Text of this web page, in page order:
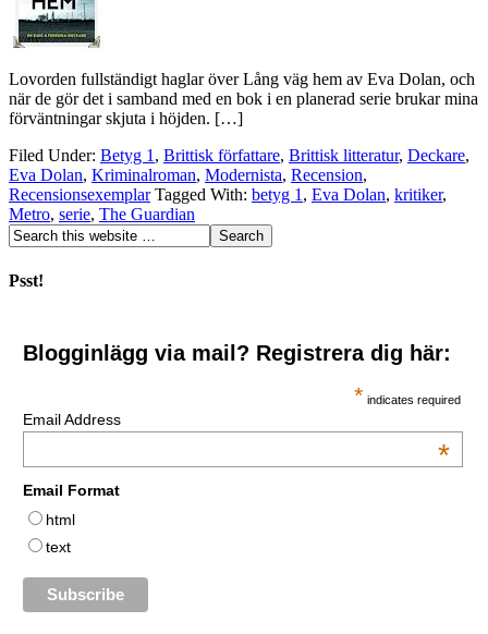
Lovorden fullständigt haglar över Lång väg hem av Eva Dolan, och
när de gör det i samband med en bok i en planerad serie brukar mina
förväntningar skjuta i höjden. […]
Filed Under: Betyg 1, Brittisk författare, Brittisk litteratur, Deckare,
Eva Dolan, Kriminalroman, Modernista, Recension,
Recensionsexemplar Tagged With: betyg 1, Eva Dolan, kritiker,
Metro, serie, The Guardian
Psst!
Blogginlägg via mail? Registrera dig här:
* indicates required
Email Address
*
Email Format
html
text